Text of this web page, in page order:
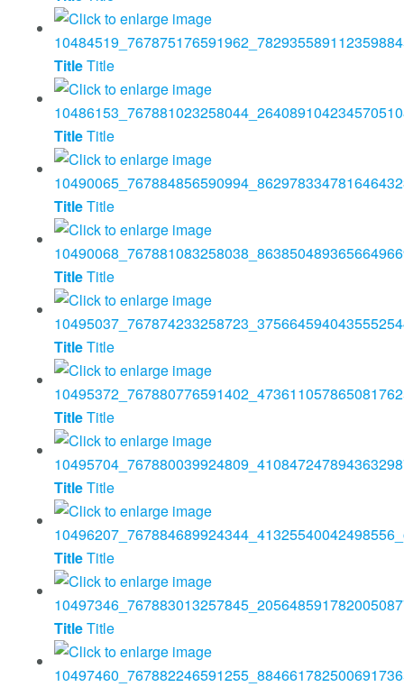
TitleTitle
TitleTitle
TitleTitle
TitleTitle
TitleTitle
TitleTitle
TitleTitle
TitleTitle
TitleTitle